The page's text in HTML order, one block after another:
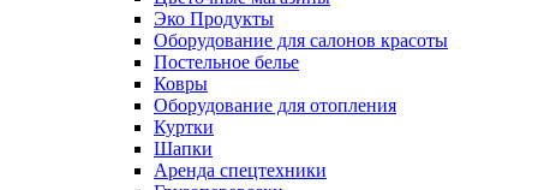
Эко Продукты
Оборудование для салонов красоты
Постельное белье
Ковры
Оборудование для отопления
Куртки
Шапки
Аренда спецтехники